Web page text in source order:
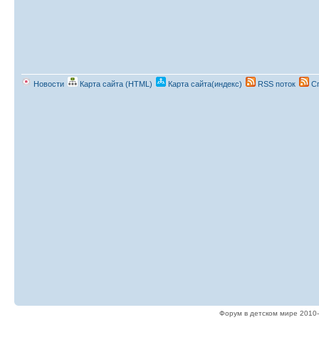
Новости Карта сайта (HTML) Карта сайта(индекс) RSS поток
Форум в детском мире